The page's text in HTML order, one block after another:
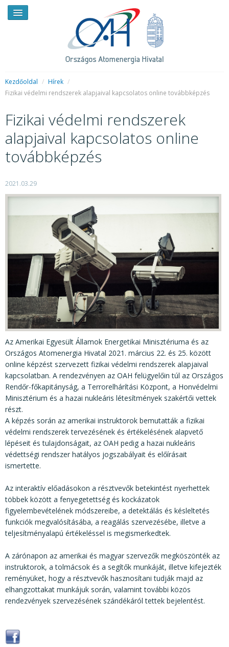
RENDKÍVÜLI HÍREK
SAJTÓSZOBA
BEMUTATKOZÁS
KÖZÉRDEKŰ ADATOK
JOGI SZABÁLYOZÁS, ÚTMUTATÓK
KIADVÁNYOK, JELENTÉSEK
NYOMTATVÁNYOK, SZOFTVEREK
E-ÜGYINTÉZÉS
Kezdőoldal / Hírek /
Fizikai védelmi rendszerek alapjaival kapcsolatos online továbbképzés
Fizikai védelmi rendszerek
alapjaival kapcsolatos online
továbbképzés
2021.03.29
Az Amerikai Egyesült Államok Energetikai Minisztériuma és az
Országos Atomenergia Hivatal 2021. március 22. és 25. között
online képzést szervezett fizikai védelmi rendszerek alapjaival
kapcsolatban. A rendezvényen az OAH felügyelőin túl az Országos
Rendőr-főkapitányság, a Terrorelhárítási Központ, a Honvédelmi
Minisztérium és a hazai nukleáris létesítmények szakértői vettek
részt.
A képzés során az amerikai instruktorok bemutatták a fizikai
védelmi rendszerek tervezésének és értékelésének alapvető
lépéseit és tulajdonságait, az OAH pedig a hazai nukleáris
védettségi rendszer hatályos jogszabályait és előírásait
ismertette.
Az interaktív előadásokon a résztvevők betekintést nyerhettek
többek között a fenyegetettség és kockázatok
figyelembevételének módszereibe, a detektálás és késleltetés
funkciók megvalósításába, a reagálás szervezésébe, illetve a
teljesítményalapú értékeléssel is megismerkedtek.
A zárónapon az amerikai és magyar szervezők megköszönték az
instruktorok, a tolmácsok és a segítők munkáját, illetve kifejezték
reményüket, hogy a résztvevők hasznosítani tudják majd az
elhangzottakat munkájuk során, valamint további közös
rendezvények szervezésének szándékáról tettek bejelentést.